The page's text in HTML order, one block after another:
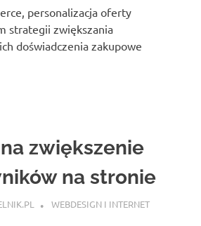
personalizacja oferty
strategii zwiększania
doświadczenia zakupowe
zwiększenie
na stronie
WEBDESIGN I INTERNET